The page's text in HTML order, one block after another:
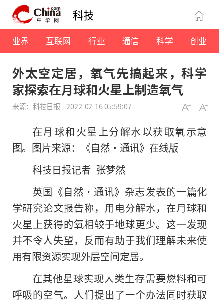
科技
业界 互联网 行业 通信 科学 创业
外太空定居，氧气先搞起来，科学
家探索在月球和火星上制造氧气
来源：科技日报 2022-02-16 05:59:07
在月球和火星上分解水以获取氧示意
图。图片来源：《自然·通讯》在线版
科技日报记者 张梦然
英国《自然·通讯》杂志发表的一篇化
学研究论文报告称，用电分解水，在月球和
火星上获得的氧相较于地球更少。这一发现
并不令人失望，反而有助于我们理解未来使
用有限资源实现外层空间定居。
在其他星球实现人类生存需要燃料和可
呼吸的空气。人们提出了一个办法同时获取